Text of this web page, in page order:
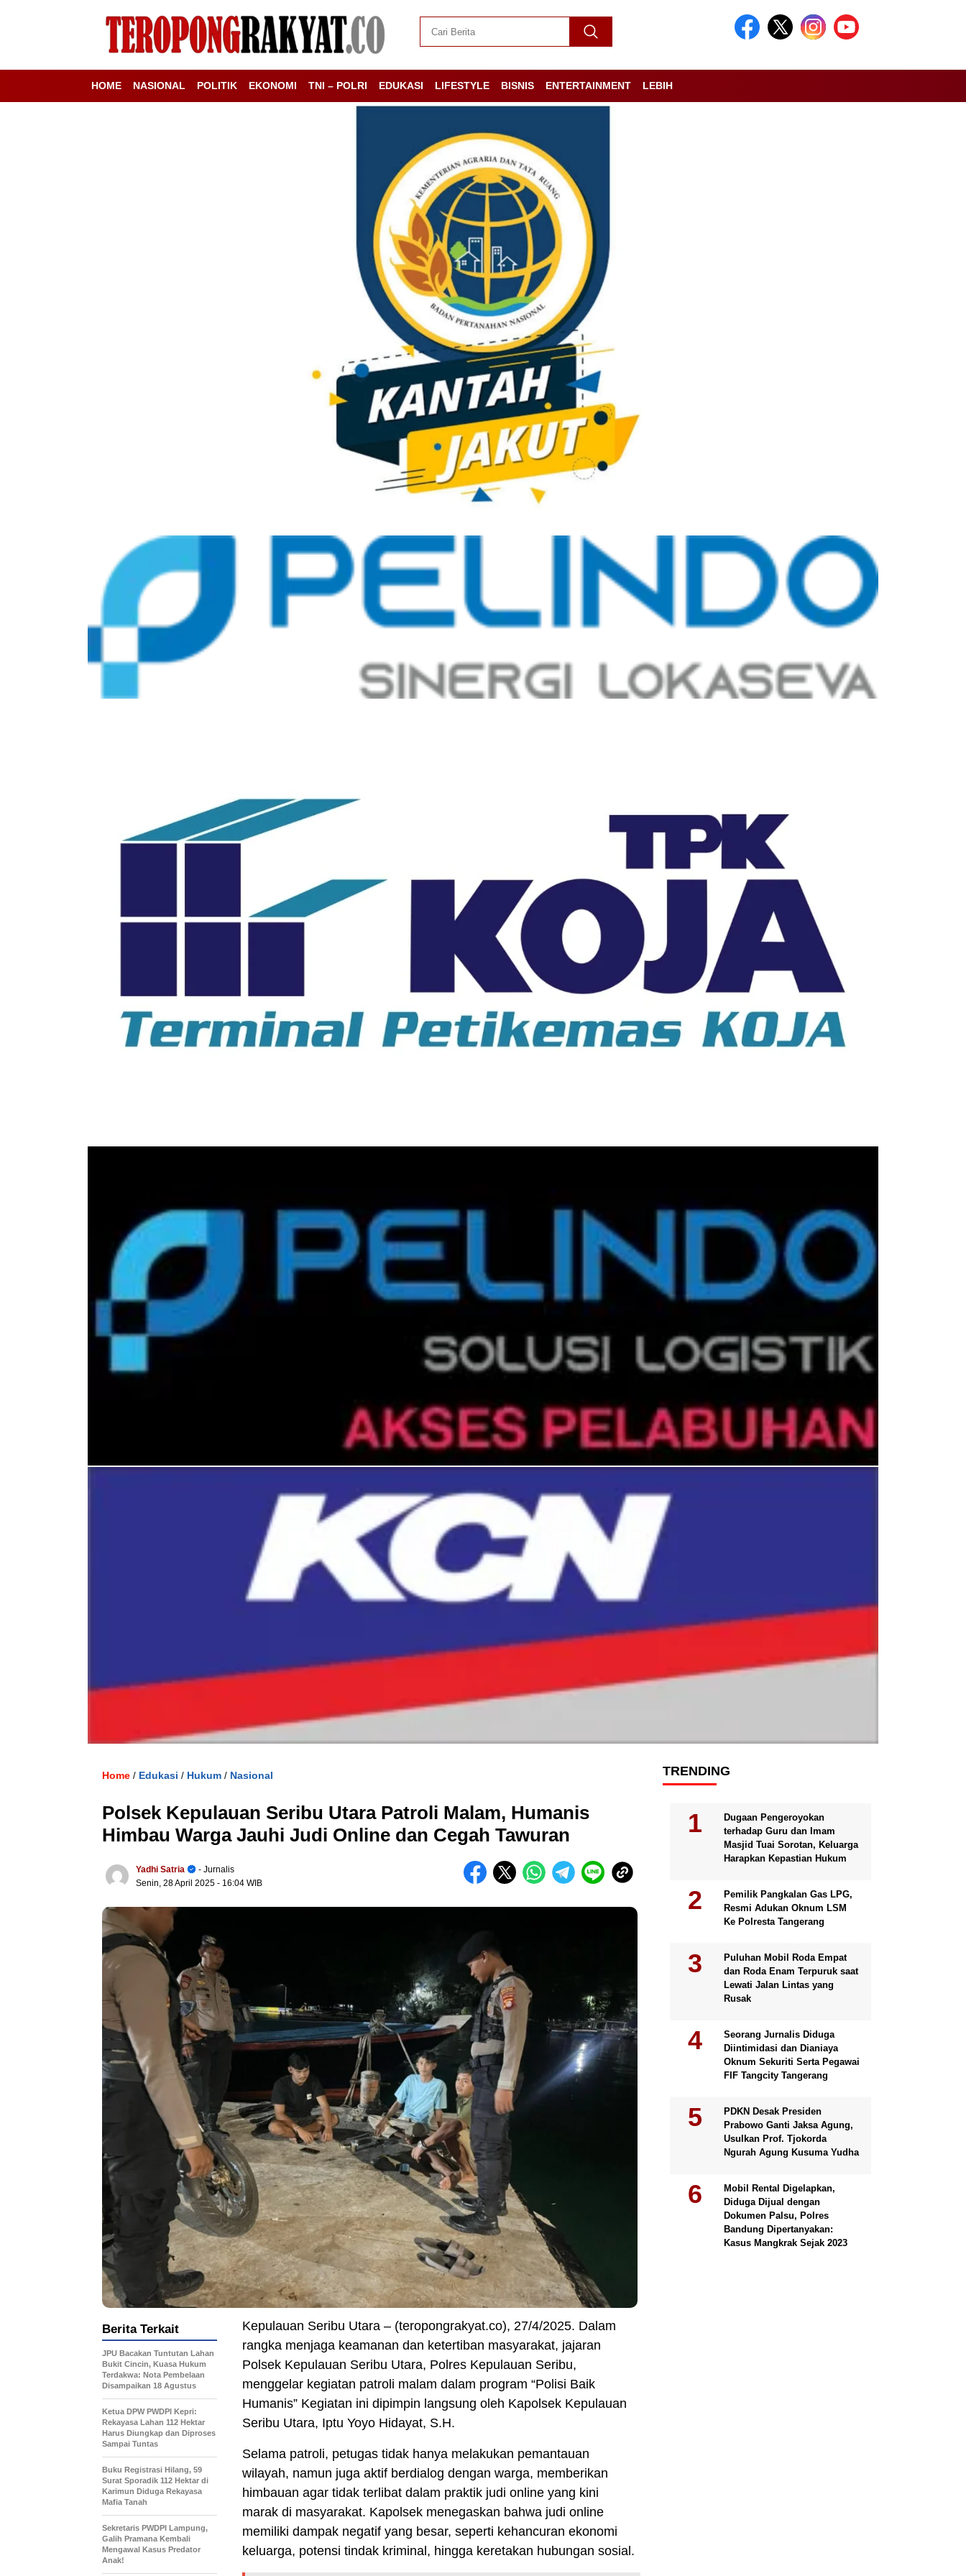
HOME NASIONAL POLITIK EKONOMI TNI – POLRI EDUKASI LIFESTYLE BISNIS ENTERTAINMENT LEBIH
Home / Edukasi / Hukum / Nasional
Polsek Kepulauan Seribu Utara Patroli Malam, Humanis
Himbau Warga Jauhi Judi Online dan Cegah Tawuran
Yadhi Satria
- Jurnalis
Senin, 28 April 2025 - 16:04 WIB
Kepulauan Seribu Utara – (teropongrakyat.co), 27/4/2025. Dalam
rangka menjaga keamanan dan ketertiban masyarakat, jajaran
Polsek Kepulauan Seribu Utara, Polres Kepulauan Seribu,
menggelar kegiatan patroli malam dalam program “Polisi Baik
Humanis” Kegiatan ini dipimpin langsung oleh Kapolsek Kepulauan
Seribu Utara, Iptu Yoyo Hidayat, S.H.
Selama patroli, petugas tidak hanya melakukan pemantauan
wilayah, namun juga aktif berdialog dengan warga, memberikan
himbauan agar tidak terlibat dalam praktik judi online yang kini
marak di masyarakat. Kapolsek menegaskan bahwa judi online
memiliki dampak negatif yang besar, seperti kehancuran ekonomi
keluarga, potensi tindak kriminal, hingga keretakan hubungan sosial.
Berita Terkait
JPU Bacakan Tuntutan Lahan
Bukit Cincin, Kuasa Hukum
Terdakwa: Nota Pembelaan
Disampaikan 18 Agustus
Ketua DPW PWDPI Kepri:
Rekayasa Lahan 112 Hektar
Harus Diungkap dan Diproses
Sampai Tuntas
Buku Registrasi Hilang, 59
Surat Sporadik 112 Hektar di
Karimun Diduga Rekayasa
Mafia Tanah
Sekretaris PWDPI Lampung,
Galih Pramana Kembali
Mengawal Kasus Predator
Anak!
TRENDING
Dugaan Pengeroyokan
terhadap Guru dan Imam
Masjid Tuai Sorotan, Keluarga
Harapkan Kepastian Hukum
Pemilik Pangkalan Gas LPG,
Resmi Adukan Oknum LSM
Ke Polresta Tangerang
Puluhan Mobil Roda Empat
dan Roda Enam Terpuruk saat
Lewati Jalan Lintas yang
Rusak
Seorang Jurnalis Diduga
Diintimidasi dan Dianiaya
Oknum Sekuriti Serta Pegawai
FIF Tangcity Tangerang
PDKN Desak Presiden
Prabowo Ganti Jaksa Agung,
Usulkan Prof. Tjokorda
Ngurah Agung Kusuma Yudha
Mobil Rental Digelapkan,
Diduga Dijual dengan
Dokumen Palsu, Polres
Bandung Dipertanyakan:
Kasus Mangkrak Sejak 2023